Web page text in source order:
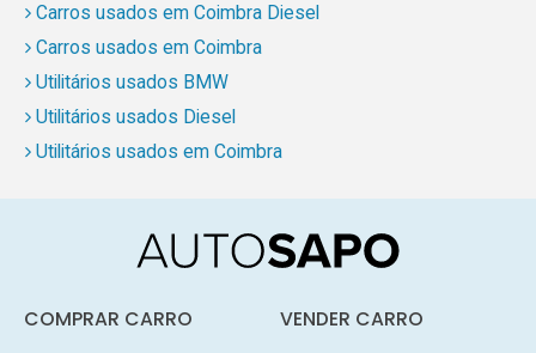
Carros usados em Coimbra Diesel
Carros usados em Coimbra
Utilitários usados BMW
Utilitários usados Diesel
Utilitários usados em Coimbra
COMPRAR CARRO VENDER CARRO